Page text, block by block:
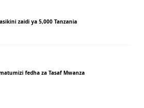
zaidi ya 5,000 Tanzania
fedha za Tasaf Mwanza